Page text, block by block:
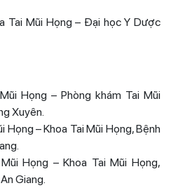
Tai Mũi Họng – Đại học Y Dược
Họng – Phòng khám Tai Mũi
Xuyên.
Họng – Khoa Tai Mũi Họng, Bệnh
Họng – Khoa Tai Mũi Họng,
Giang.